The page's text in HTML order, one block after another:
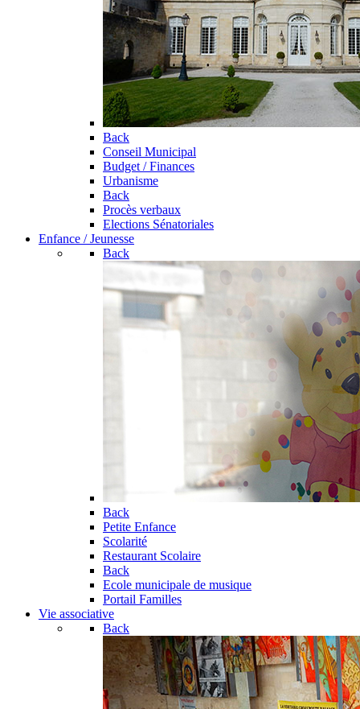
Back
Conseil Municipal
Budget / Finances
Urbanisme
Back
Procès verbaux
Elections Sénatoriales
Enfance / Jeunesse
Back
Back
Petite Enfance
Scolarité
Restaurant Scolaire
Back
Ecole municipale de musique
Portail Familles
Vie associative
Back